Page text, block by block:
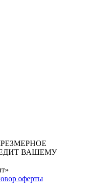
ВАШЕМУ
оферты